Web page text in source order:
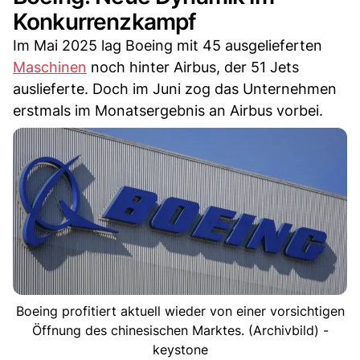
Konkurrenzkampf
Im Mai 2025 lag Boeing mit 45 ausgelieferten
Maschinen noch hinter Airbus, der 51 Jets
auslieferte. Doch im Juni zog das Unternehmen
erstmals im Monatsergebnis an Airbus vorbei.
Boeing profitiert aktuell wieder von einer vorsichtigen
Öffnung des chinesischen Marktes. (Archivbild) -
keystone